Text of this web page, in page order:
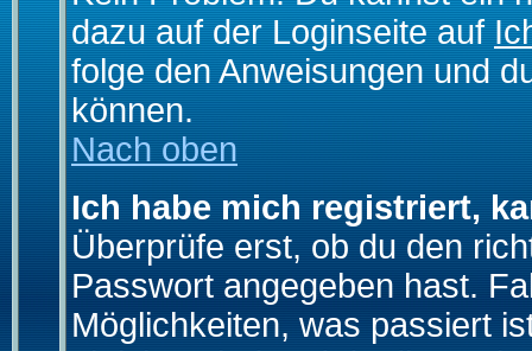
dazu auf der Loginseite auf
folge den Anweisungen und
können.
Nach oben
Ich habe mich registriert,
Überprüfe erst, ob du den
Passwort angegeben hast.
Möglichkeiten, was passiert